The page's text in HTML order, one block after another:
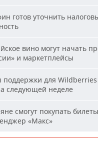
готов уточнить
вино могут начать
и маркетплейсы
для Wildberries
следующей неделе
смогут покупать
«Макс»